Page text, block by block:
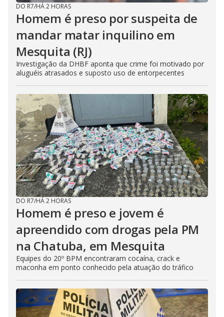
DO R7/HÁ 2 HORAS
Homem é preso por suspeita de
mandar matar inquilino em
Mesquita (RJ)
Investigação da DHBF aponta que crime foi motivado por
aluguéis atrasados e suposto uso de entorpecentes
DO R7/HÁ 2 HORAS
Homem é preso e jovem é
apreendido com drogas pela PM
na Chatuba, em Mesquita
Equipes do 20º BPM encontraram cocaína, crack e
maconha em ponto conhecido pela atuação do tráfico